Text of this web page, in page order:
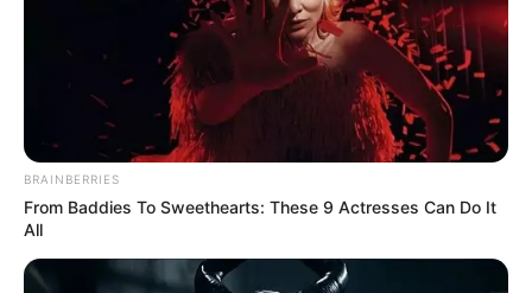
BRAINBERRIES
From Baddies To Sweethearts: These 9 Actresses Can Do It
All